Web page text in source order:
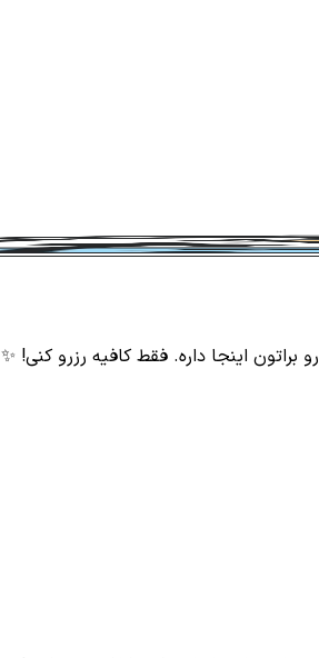
رو براتون اینجا داره. فقط کافیه رزرو کنی! ✨